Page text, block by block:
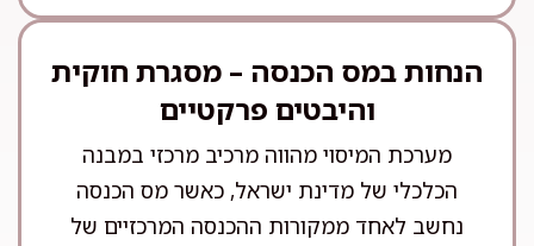
הנחות במס הכנסה – מסגרת חוקית
והיבטים פרקטיים
מערכת המיסוי מהווה מרכיב מרכזי במבנה
הכלכלי של מדינת ישראל, כאשר מס הכנסה
נחשב לאחד ממקורות ההכנסה המרכזיים של